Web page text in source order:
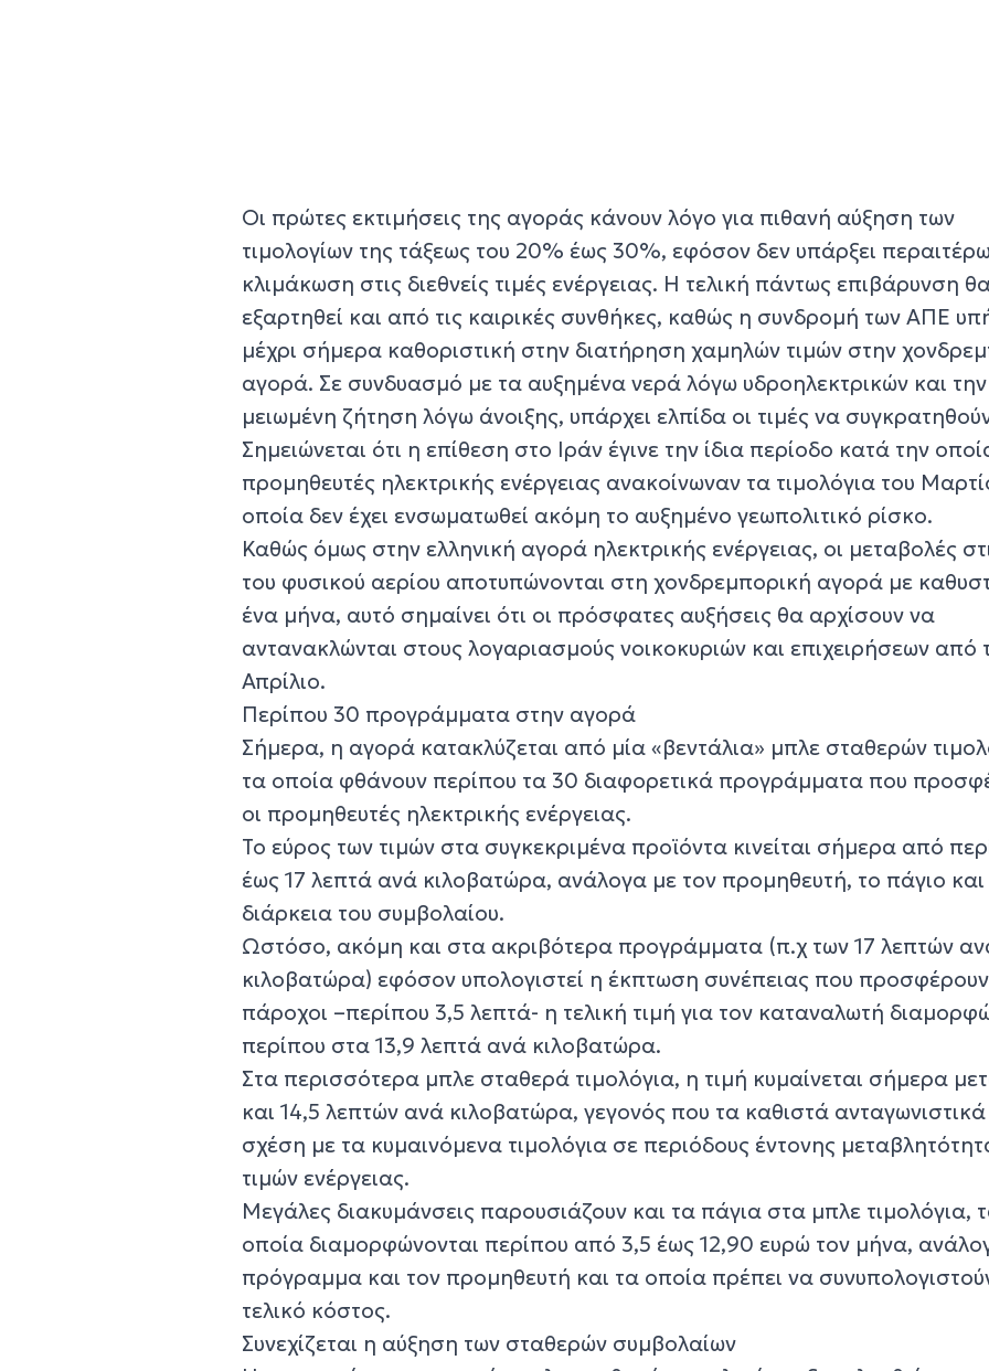
Οι πρώτες εκτιμήσεις της αγοράς κάνουν λόγο για πιθανή αύξηση των
τιμολογίων της τάξεως του 20% έως 30%, εφόσον δεν υπάρξει
κλιμάκωση στις διεθνείς τιμές ενέργειας. Η τελική πάντως επιβάρυνση
εξαρτηθεί και από τις καιρικές συνθήκες, καθώς η συνδρομή των ΑΠΕ
μέχρι σήμερα καθοριστική στην διατήρηση χαμηλών τιμών στην
αγορά. Σε συνδυασμό με τα αυξημένα νερά λόγω υδροηλεκτρικών και την
μειωμένη ζήτηση λόγω άνοιξης, υπάρχει ελπίδα οι τιμές να
Σημειώνεται ότι η επίθεση στο Ιράν έγινε την ίδια περίοδο κατά την
προμηθευτές ηλεκτρικής ενέργειας ανακοίνωναν τα τιμολόγια του
οποία δεν έχει ενσωματωθεί ακόμη το αυξημένο γεωπολιτικό ρίσκο.
Καθώς όμως στην ελληνική αγορά ηλεκτρικής ενέργειας, οι μεταβολές
του φυσικού αερίου αποτυπώνονται στη χονδρεμπορική αγορά με
ένα μήνα, αυτό σημαίνει ότι οι πρόσφατες αυξήσεις θα αρχίσουν να
αντανακλώνται στους λογαριασμούς νοικοκυριών και επιχειρήσεων από
Απρίλιο.
Περίπου 30 προγράμματα στην αγορά
Σήμερα, η αγορά κατακλύζεται από μία «βεντάλια» μπλε σταθερών
τα οποία φθάνουν περίπου τα 30 διαφορετικά προγράμματα που
οι προμηθευτές ηλεκτρικής ενέργειας.
Το εύρος των τιμών στα συγκεκριμένα προϊόντα κινείται σήμερα από
έως 17 λεπτά ανά κιλοβατώρα, ανάλογα με τον προμηθευτή, το πάγιο και
διάρκεια του συμβολαίου.
Ωστόσο, ακόμη και στα ακριβότερα προγράμματα (π.χ των 17 λεπτών
κιλοβατώρα) εφόσον υπολογιστεί η έκπτωση συνέπειας που προσφέρουν
πάροχοι –περίπου 3,5 λεπτά- η τελική τιμή για τον καταναλωτή
περίπου στα 13,9 λεπτά ανά κιλοβατώρα.
Στα περισσότερα μπλε σταθερά τιμολόγια, η τιμή κυμαίνεται σήμερα
και 14,5 λεπτών ανά κιλοβατώρα, γεγονός που τα καθιστά
σχέση με τα κυμαινόμενα τιμολόγια σε περιόδους έντονης
τιμών ενέργειας.
Μεγάλες διακυμάνσεις παρουσιάζουν και τα πάγια στα μπλε τιμολόγια,
οποία διαμορφώνονται περίπου από 3,5 έως 12,90 ευρώ τον μήνα,
πρόγραμμα και τον προμηθευτή και τα οποία πρέπει να
τελικό κόστος.
Συνεχίζεται η αύξηση των σταθερών συμβολαίων